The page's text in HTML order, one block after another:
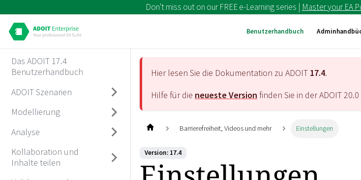
Don't miss out on our FREE e-Learning series | Master your EA
Benutzerhandbuch
Das ADOIT 17.4
Benutzerhandbuch
ADOIT Szenarien
Modellierung
Analyse
Kollaboration und
Inhalte teilen
Hier lesen Sie die Dokumentation zu ADOIT 17.4.
Hilfe für die neueste Version finden Sie in der ADOIT20.0
Barrierefreiheit, Videos und mehr Einstellungen
Version: 17.4